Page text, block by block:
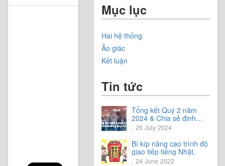
Mục lục
Hai hệ thống
Ảo giác
Kết luận
Tin tức
Tổng kết Quý 2 năm
2024 & Chia sẻ định
hướng Quý 3 năm 2024
, 26 July 2024
Bí kíp nâng cao trình độ
giao tiếp tiếng Nhật.
, 24 June 2022